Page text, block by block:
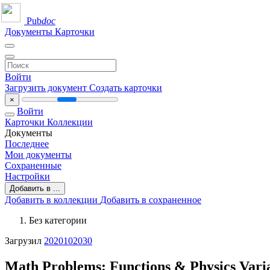
Pubdoc
Документы Карточки
Войти
Загрузить документ Создать карточки
×
Войти
Карточки Коллекции
Документы
Последнее
Мои документы
Сохраненные
Настройки
Добавить в ...
Добавить в коллекции Добавить в сохраненное
Без категории
Загрузил 2020102030
Math Problems: Functions & Physics